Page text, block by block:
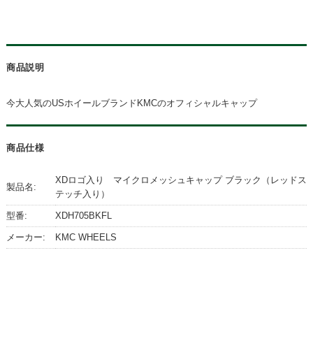
商品説明
今大人気のUSホイールブランドKMCのオフィシャルキャップ
商品仕様
製品名:
XDロゴ入り マイクロメッシュキャップ ブラック（レッドス
テッチ入り）
型番: XDH705BKFL
メーカー: KMC WHEELS